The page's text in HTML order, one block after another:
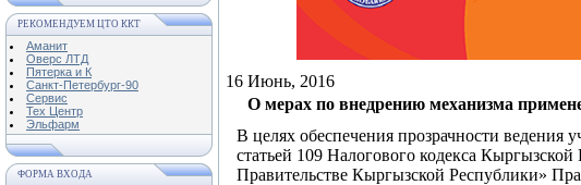
РЕКОМЕНДУЕМ ЦТО ККТ
Аманит
Оверс ЛТД
Пятерка и К
Санкт-Петербург-90
Сервис
Тех Центр
Эльфарм
ФОРМА ВХОДА
16 Июнь, 2016
О мерах по внедрению механизма
В целях обеспечения прозрачности ведения
статьей 109 Налогового кодекса
Правительстве Кыргызской Республики»